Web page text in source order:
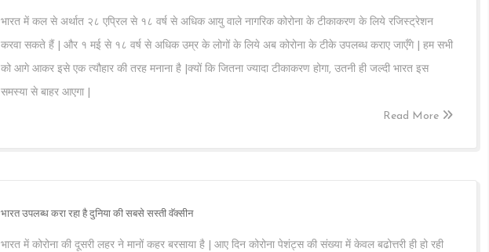
भारत में कल से अर्थात २८ एप्रिल से १८ वर्ष से अधिक आयु वाले नागरिक कोरोना के टीकाकरण के लिये रजिस्ट्रेशन
करवा सकते हैं | और १ मई से १८ वर्ष से अधिक उम्र के लोगों के लिये अब कोरोना के टीके उपलब्ध कराए जाएँगे | हम सभी
को आगे आकर इसे एक त्यौहार की तरह मनाना है |क्यों कि जितना ज्यादा टीकाकरण होगा, उतनी ही जल्दी भारत इस
समस्या से बाहर आएगा |
Read More
भारत उपलब्ध करा रहा है दुनिया की सबसे सस्ती वॅक्सीन
भारत में कोरोना की दूसरी लहर ने मानों कहर बरसाया है | आए दिन कोरोना पेशंट्स की संख्या में केवल बढोत्तरी ही हो रही